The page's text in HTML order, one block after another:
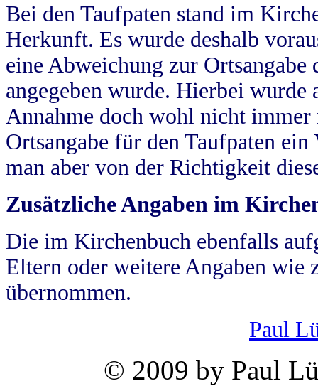
Bei den Taufpaten stand im
Herkunft. Es wurde deshalb
eine Abweichung zur
angegeben wurde. Hierbei wurde
Annahme doch wohl nicht
Ortsangabe für den Taufpaten
man aber von der Richtigkeit
Zusätzliche Angaben im
Die im Kirchenbuch ebenfalls
Eltern oder weitere Angaben wie
übernommen.
Paul
© 2009 by Paul